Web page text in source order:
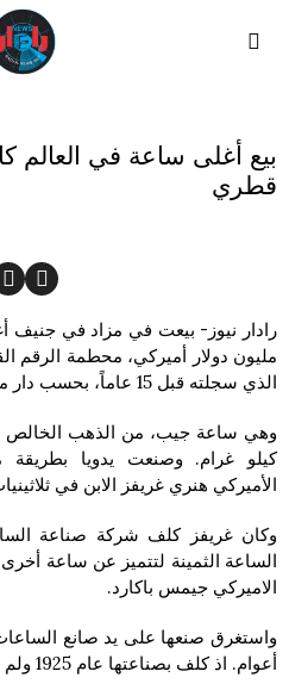
بيع أغلى ساعة في العالم
قطري
مليون دولار أميركي، محطمة الرقم
الذي سجلته قبل 15 عاماً، بحسب دار مزادات سوذيبي.
كيلو غرام. وصنعت يدويا
الأميركي هنري غريفز الابن في
وكان غريفز كلف شركة صناعة
الساعة الثمينة لتتميز عن ساعة
الاميركي جيمس باكارد.
واستغرق صنعها على يد صانع
أعوام. اذ كلف بصناعتها عام 1925 ولم يسلمها إلا في عام 1933.